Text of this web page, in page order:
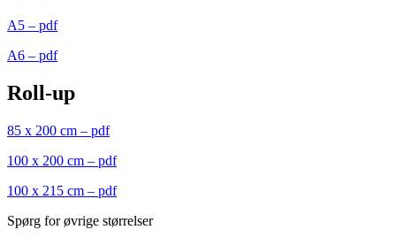
A5 – pdf
A6 – pdf
Roll-up
85 x 200 cm – pdf
100 x 200 cm – pdf
100 x 215 cm – pdf
Spørg for øvrige størrelser